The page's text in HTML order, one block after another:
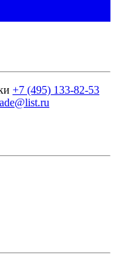
+7 (495) 133-82-53